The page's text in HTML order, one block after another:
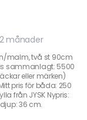
månader
malm, två st 90cm
sammanlagt: 5500
eller märken)
pris för båda: 250
från JYSK Nypris:
36 cm.